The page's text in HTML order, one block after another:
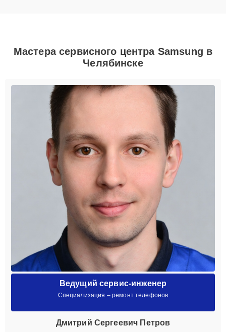
Мастера сервисного центра Samsung в
Челябинске
Ведущий сервис-инженер
Специализация – ремонт телефонов
Дмитрий Сергеевич Петров